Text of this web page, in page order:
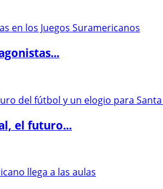
el futuro...